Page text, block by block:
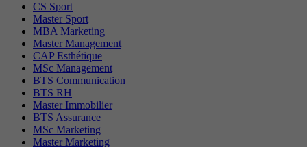
CS Sport
Master Sport
MBA Marketing
Master Management
CAP Esthétique
MSc Management
BTS Communication
BTS RH
Master Immobilier
BTS Assurance
MSc Marketing
Master Marketing